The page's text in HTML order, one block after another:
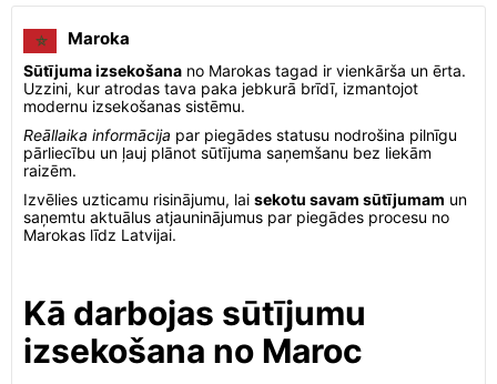
Maroka
Sūtījuma izsekošana no Marokas tagad ir vienkārša un ērta.
Uzzini, kur atrodas tava paka jebkurā brīdī, izmantojot
modernu izsekošanas sistēmu.
Reāllaika informācija par piegādes statusu nodrošina pilnīgu
pārliecību un ļauj plānot sūtījuma saņemšanu bez liekām
raizēm.
Izvēlies uzticamu risinājumu, lai sekotu savam sūtījumam un
saņemtu aktuālus atjauninājumus par piegādes procesu no
Marokas līdz Latvijai.
Kā darbojas sūtījumu
izsekošana no Maroc